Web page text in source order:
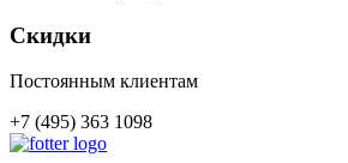
Скидки
Постоянным клиентам
+7 (495) 363 1098